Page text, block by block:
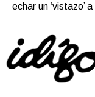
echar un ‘vistazo’ a